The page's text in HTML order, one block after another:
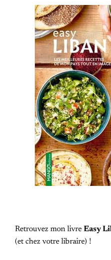
Retrouvez mon livre Easy
(et chez votre libraire) !